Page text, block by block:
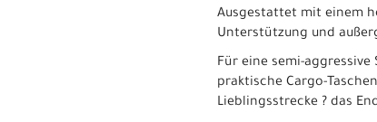
Ausgestattet mit einem
Unterstützung und
Für eine semi-
praktische Cargo-
Lieblingsstrecke ? das